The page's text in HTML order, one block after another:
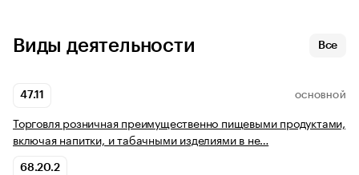
Виды деятельности Все
47.11 ОСНОВНОЙ
Торговля розничная преимущественно пищевыми продуктами,
включая напитки, и табачными изделиями в не…
68.20.2